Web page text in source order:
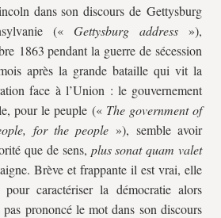
dans son discours de Gettysburg
(«Gettysburg address»),
1863 pendant la guerre de sécession
après la grande bataille qui vit la
face à l’Union : le gouvernement
pour le peuple (« The government of
for the people »), semble avoir
que de sens, plus sonat quam valet
Brève et frappante il est vrai, elle
caractériser la démocratie alors
prononcé le mot dans son discours